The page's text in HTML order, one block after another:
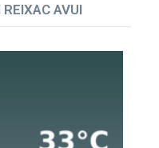
AVUI